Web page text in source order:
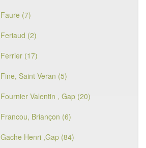
Faure (7)
Feriaud (2)
Ferrier (17)
Fine, Saint Veran (5)
Fournier Valentin , Gap (20)
Francou, Briançon (6)
Gache Henri ,Gap (84)